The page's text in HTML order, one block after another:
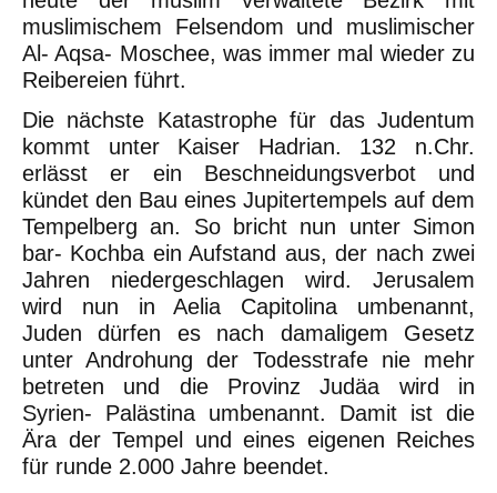
muslimischem Felsendom und muslimischer
Al- Aqsa- Moschee, was immer mal wieder zu
Reibereien führt.
Die nächste Katastrophe für das Judentum
kommt unter Kaiser Hadrian. 132 n.Chr.
erlässt er ein Beschneidungsverbot und
kündet den Bau eines Jupitertempels auf dem
Tempelberg an. So bricht nun unter Simon
bar- Kochba ein Aufstand aus, der nach zwei
Jahren niedergeschlagen wird. Jerusalem
wird nun in Aelia Capitolina umbenannt,
Juden dürfen es nach damaligem Gesetz
unter Androhung der Todesstrafe nie mehr
betreten und die Provinz Judäa wird in
Syrien- Palästina umbenannt. Damit ist die
Ära der Tempel und eines eigenen Reiches
für runde 2.000 Jahre beendet.